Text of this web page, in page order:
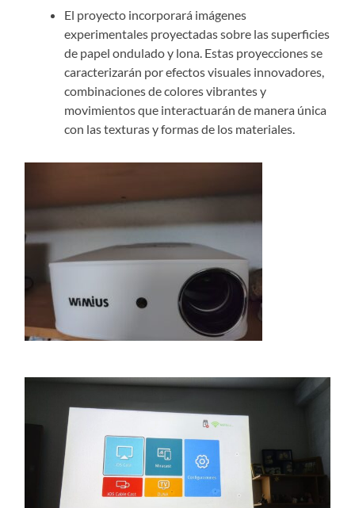
El proyecto incorporará imágenes
experimentales proyectadas sobre las superficies
de papel ondulado y lona. Estas proyecciones se
caracterizarán por efectos visuales innovadores,
combinaciones de colores vibrantes y
movimientos que interactuarán de manera única
con las texturas y formas de los materiales.